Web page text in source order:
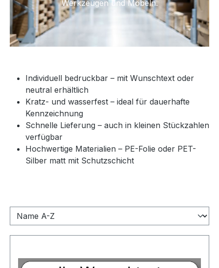
Werkzeugen und Möbeln.
Individuell bedruckbar – mit Wunschtext oder
neutral erhältlich
Kratz- und wasserfest – ideal für dauerhafte
Kennzeichnung
Schnelle Lieferung – auch in kleinen Stückzahlen
verfügbar
Hochwertige Materialien – PE-Folie oder PET-
Silber matt mit Schutzschicht